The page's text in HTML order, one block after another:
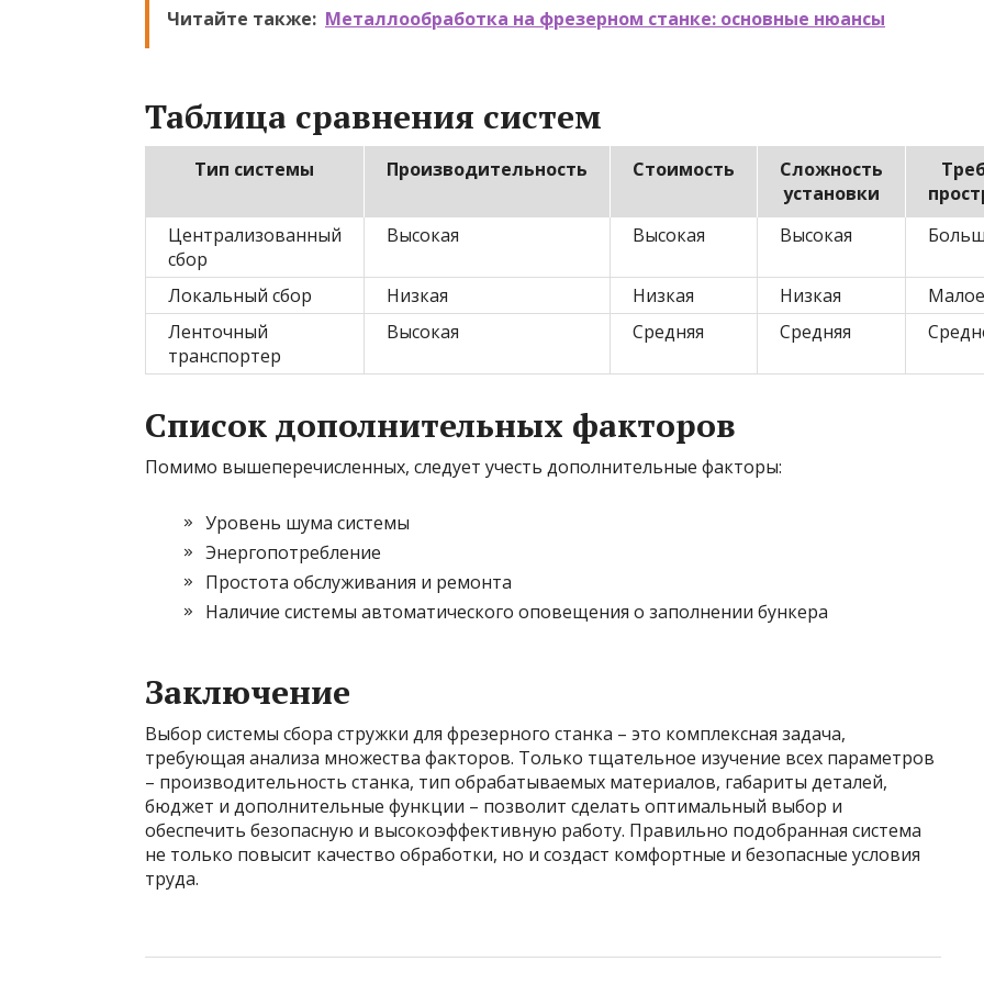
Читайте также: Металлообработка на фрезерном станке: основные нюансы
Таблица сравнения систем
Тип системы Производительность Стоимость
Сложность
установки
Централизованный
сбор
Высокая Высокая Высокая
Локальный сбор Низкая Низкая Низкая
Малое
Ленточный
транспортер
Высокая Средняя Средняя
Список дополнительных факторов
Помимо вышеперечисленных, следует учесть дополнительные факторы:
Уровень шума системы
Энергопотребление
Простота обслуживания и ремонта
Наличие системы автоматического оповещения о заполнении бункера
Заключение
Выбор системы сбора стружки для фрезерного станка – это комплексная задача,
требующая анализа множества факторов. Только тщательное изучение всех параметров
– производительность станка, тип обрабатываемых материалов, габариты деталей,
бюджет и дополнительные функции – позволит сделать оптимальный выбор и
обеспечить безопасную и высокоэффективную работу. Правильно подобранная система
не только повысит качество обработки, но и создаст комфортные и безопасные условия
труда.